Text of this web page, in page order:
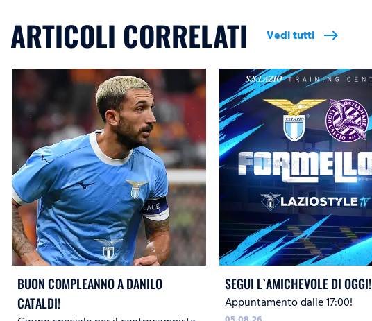
ARTICOLI CORRELATI Vedi tutti east
BUON COMPLEANNO A DANILO
CATALDI!
SEGUI L`AMICHEVOLE DI OGGI!
Appuntamento dalle 17:00!